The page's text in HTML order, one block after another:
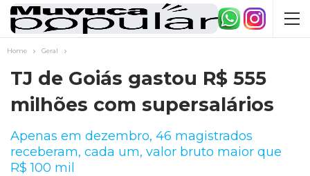
Home Geral
TJ de Goiás gastou R$ 555
milhões com supersalários
Apenas em dezembro, 46 magistrados
receberam, cada um, valor bruto maior que
R$ 100 mil